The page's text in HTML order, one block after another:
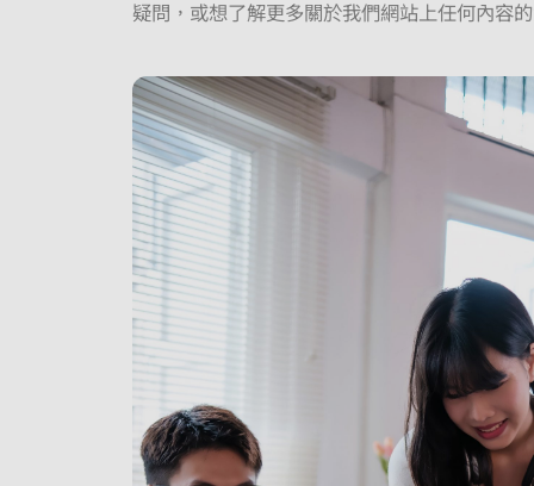
疑問，或想了解更多關於我們網站上任何內容